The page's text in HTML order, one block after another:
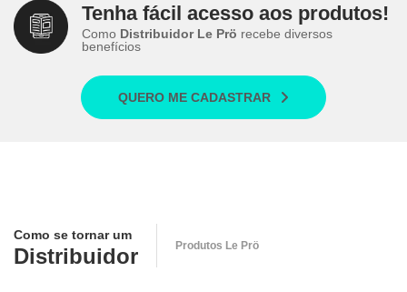
Tenha fácil acesso aos produtos!
Como Distribuidor Le Prö recebe diversos
benefícios
QUERO ME CADASTRAR
Como se tornar um
Distribuidor Produtos Le Prö